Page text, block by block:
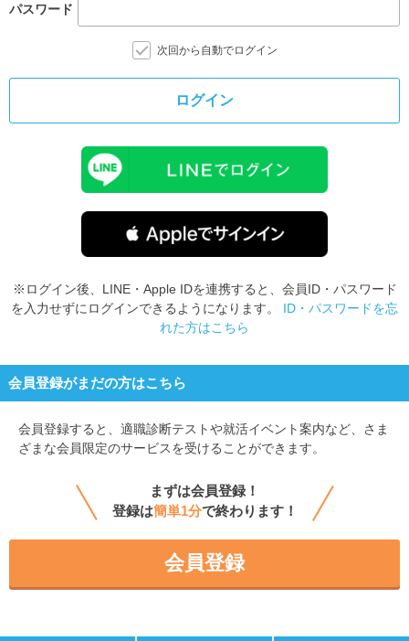
パスワード
次回から自動でログイン
ログイン
※ログイン後、LINE・Apple IDを連携すると、会員ID・パスワード
を入力せずにログインできるようになります。 ID・パスワードを忘
れた方はこちら
会員登録がまだの方はこちら
会員登録すると、 適職診断テストや就活イベント案内など、さま
ざまな会員限定のサービスを受けることができます。
まずは会員登録！
登録は簡単1分で終わります！
会員登録